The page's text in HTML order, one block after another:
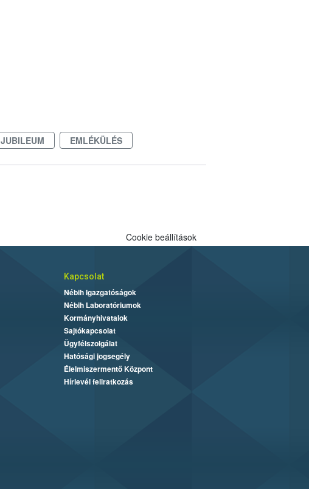
JUBILEUM EMLÉKÜLÉS
Cookie beállítások
Kapcsolat
Nébih Igazgatóságok
Nébih Laboratóriumok
Kormányhivatalok
Sajtókapcsolat
Ügyfélszolgálat
Hatósági jogsegély
Élelmiszermentő Központ
Hírlevél feliratkozás